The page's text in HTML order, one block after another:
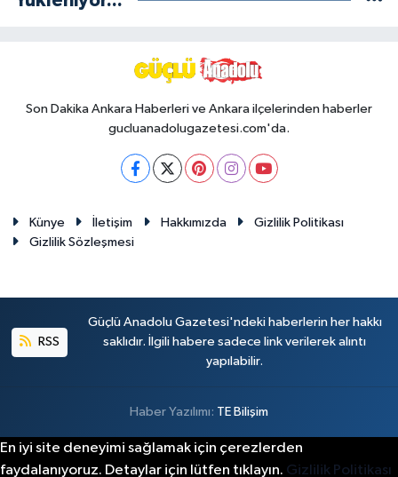
Son Dakika Ankara Haberleri ve Ankara ilçelerinden haberler
gucluanadolugazetesi.com'da.
Künye İletişim Hakkımızda
Gizlilik Politikası
Gizlilik Sözleşmesi
RSS
Güçlü Anadolu Gazetesi'ndeki haberlerin her hakkı
saklıdır. İlgili habere sadece link verilerek alıntı
yapılabilir.
Haber Yazılımı: TE Bilişim
En iyi site deneyimi sağlamak için çerezlerden
faydalanıyoruz. Detaylar için lütfen tıklayın. Gizlilik Politikası